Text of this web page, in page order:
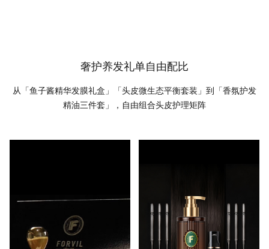
奢护养发礼单自由配比
从「鱼子酱精华发膜礼盒」「头皮微生态平衡套装」到「香氛护发
精油三件套」，自由组合头皮护理矩阵